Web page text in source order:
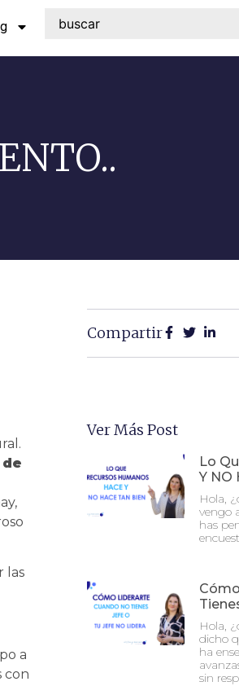
de
las
a
con
Compartir
Ver Más Post
Lo
Y NO
Hola,
vengo
has
Hola,
dicho
ha
sin